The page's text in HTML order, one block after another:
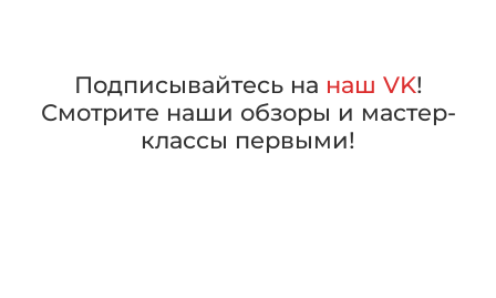
Подписывайтесь на наш VK!
Смотрите наши обзоры и мастер-
классы первыми!